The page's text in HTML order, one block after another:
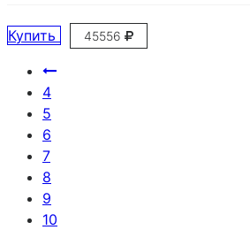
Купить 45556
4
5
6
7
8
9
10